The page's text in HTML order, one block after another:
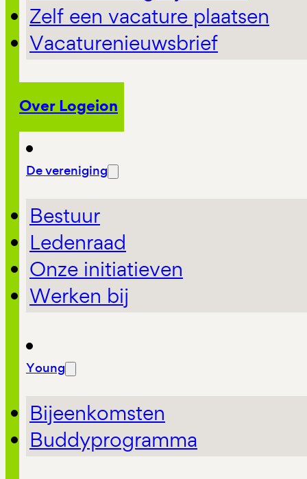
Zelf een vacature plaatsen
Vacaturenieuwsbrief
Over Logeion
De vereniging
Bestuur
Ledenraad
Onze initiatieven
Werken bij
Young
Bijeenkomsten
Buddyprogramma